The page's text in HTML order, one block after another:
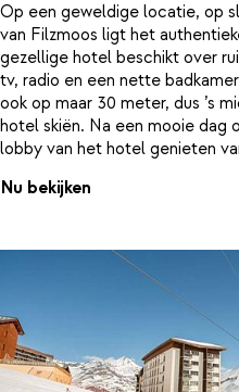
Op een geweldige locatie, op
van Filzmoos ligt het
gezellige hotel beschikt over
tv, radio en een nette
ook op maar 30 meter, dus ’s
hotel skiën. Na een mooie dag
lobby van het hotel genieten
natuurlijk ook even proosten
skibar. Ook qua ontspanning
keuken, waarbij het grootste
gebruikt worden afkomstig zijn
geniet je van een uitgebreid,
energie kan beginnen.
Nu bekijken